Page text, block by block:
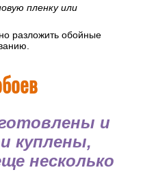
пленку или
разложить обойные
и
куплены,
несколько